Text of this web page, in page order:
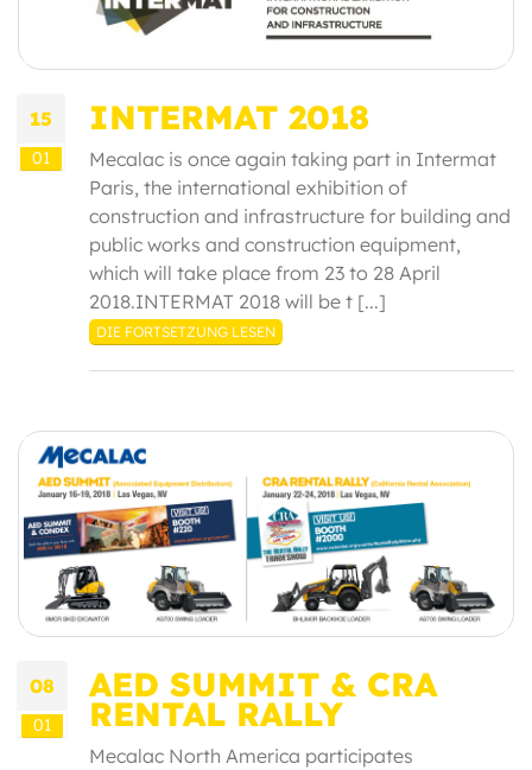
15
01
INTERMAT 2018
Mecalac is once again taking part in Intermat
Paris, the international exhibition of
construction and infrastructure for building and
public works and construction equipment,
which will take place from 23 to 28 April
2018.INTERMAT 2018 will be t [...]
DIE FORTSETZUNG LESEN
08
01
AED SUMMIT & CRA
RENTAL RALLY
Mecalac North America participates